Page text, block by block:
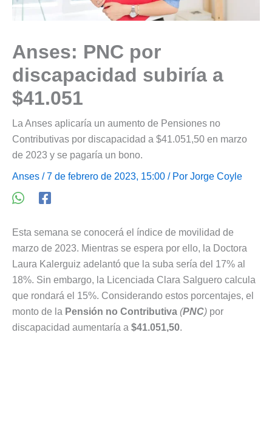
Anses: PNC por
discapacidad subiría a
$41.051
La Anses aplicaría un aumento de Pensiones no
Contributivas por discapacidad a $41.051,50 en marzo
de 2023 y se pagaría un bono.
Anses / 7 de febrero de 2023, 15:00 / Por Jorge Coyle
Esta semana se conocerá el índice de movilidad de
marzo de 2023. Mientras se espera por ello, la Doctora
Laura Kalerguiz adelantó que la suba sería del 17% al
18%. Sin embargo, la Licenciada Clara Salguero calcula
que rondará el 15%. Considerando estos porcentajes, el
monto de la Pensión no Contributiva (PNC) por
discapacidad aumentaría a $41.051,50.